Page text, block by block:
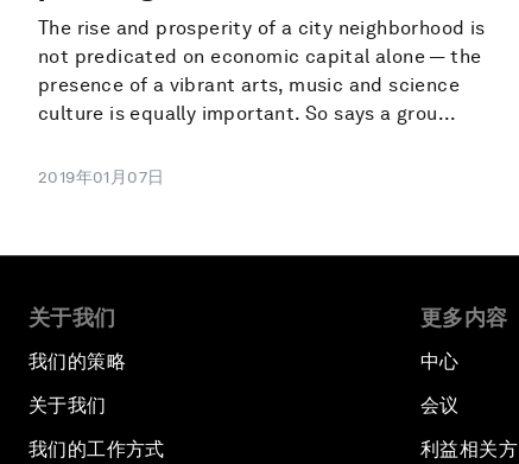
The rise and prosperity of a city neighborhood is
not predicated on economic capital alone — the
presence of a vibrant arts, music and science
culture is equally important. So says a grou...
2019年01月07日
关于我们
我们的策略
关于我们
我们的工作方式
更多内容
中心
会议
利益相关方